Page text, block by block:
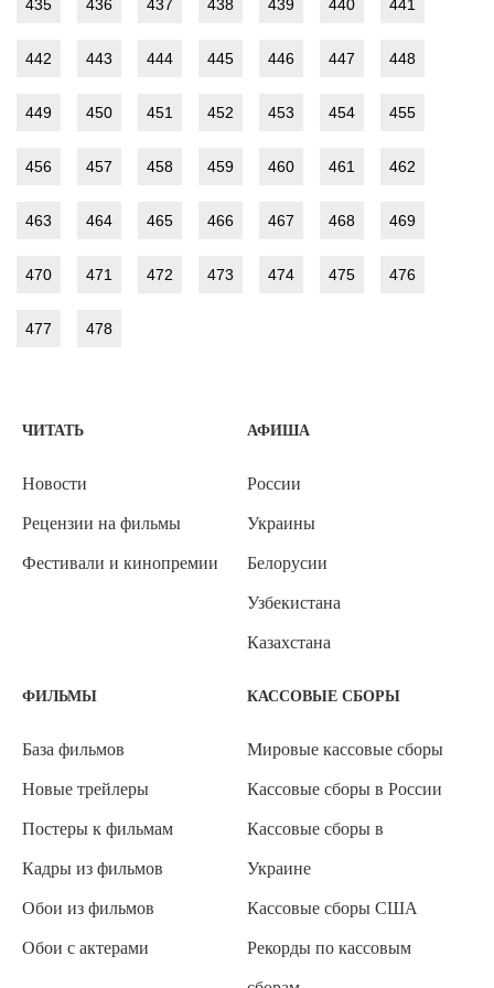
435 436 437 438 439 440 441
442 443 444 445 446 447 448
449 450 451 452 453 454 455
456 457 458 459 460 461 462
463 464 465 466 467 468 469
470 471 472 473 474 475 476
477 478
ЧИТАТЬ
Новости
Рецензии на фильмы
Фестивали и кинопремии
АФИША
России
Украины
Белорусии
Узбекистана
Казахстана
ФИЛЬМЫ
База фильмов
Новые трейлеры
Постеры к фильмам
Кадры из фильмов
Обои из фильмов
Обои с актерами
КАССОВЫЕ СБОРЫ
Мировые кассовые сборы
Кассовые сборы в России
Кассовые сборы в
Украине
Кассовые сборы США
Рекорды по кассовым